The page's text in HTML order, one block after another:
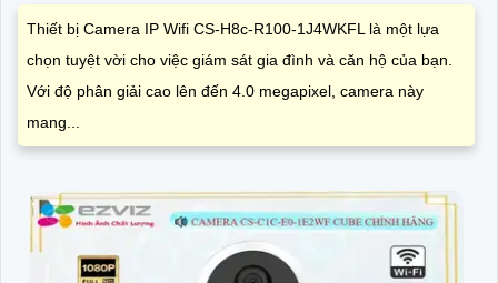
Thiết bị Camera IP Wifi CS-H8c-R100-1J4WKFL là một lựa
chọn tuyệt vời cho việc giám sát gia đình và căn hộ của bạn.
Với độ phân giải cao lên đến 4.0 megapixel, camera này
mang...